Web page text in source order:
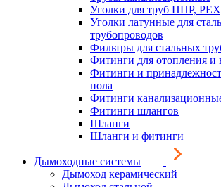
Уголки для труб ППР,
Уголки латунные для
трубопроводов
Фильтры для стальных
Фитинги для отопления и
Фитинги и
пола
Фитинги
Фитинги шлангов
Шланги
Шланги и фитинги
Дымоходные системы
Дымоход керамический